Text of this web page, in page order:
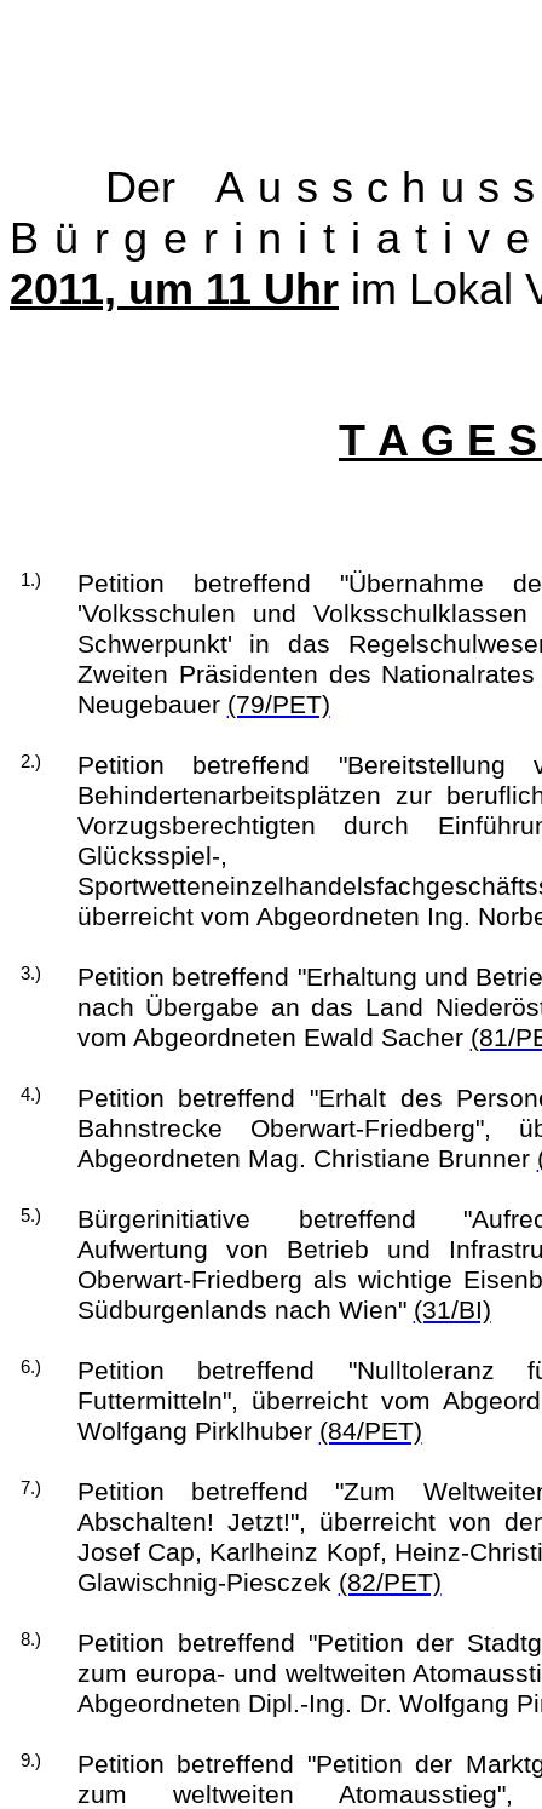
Der A u s s c h u s
B ü r g e r i n i t i a t i v
2011, um 11 Uhr im Lokal
T A G E
1.)
Petition betreffend "Übernahme
'Volksschulen und
Schwerpunkt' in das
Zweiten Präsidenten des
Neugebauer (79/PET)
2.)
Petition betreffend "Bereitstellung
Behindertenarbeitsplätzen zur
Vorzugsberechtigten durch
Glücksspiel-,
überreicht vom Abgeordneten Ing.
3.)
Petition betreffend "Erhaltung und
nach Übergabe an das Land
vom Abgeordneten Ewald Sacher (81/
4.)
Petition betreffend "Erhalt des
Bahnstrecke Oberwart-Friedberg",
Abgeordneten Mag. Christiane Brunner
5.)
Bürgerinitiative betreffend
Aufwertung von Betrieb und
Oberwart-Friedberg als wichtige
Südburgenlands nach Wien" (31/BI)
6.)
Petition betreffend "Nulltoleranz
Futtermitteln", überreicht vom
Wolfgang Pirklhuber (84/PET)
7.)
Petition betreffend "Zum
Abschalten! Jetzt!", überreicht von
Josef Cap, Karlheinz Kopf, Heinz-
Glawischnig-Piesczek (82/PET)
8.)
Petition betreffend "Petition der
zum europa- und weltweiten
Abgeordneten Dipl.-Ing. Dr. Wolfgang
9.)
Petition betreffend "Petition der
zum weltweiten